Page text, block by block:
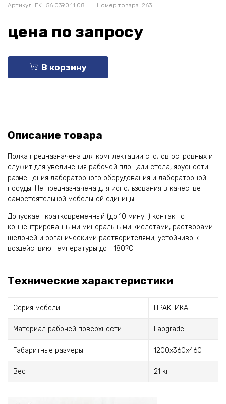
Артикул: EK_56.0390.11.08 Номер товара: 263
цена по запросу
В корзину
Описание товара
Полка предназначена для комплектации столов островных и
служит для увеличения рабочей площади стола, ярусности
размещения лабораторного оборудования и лабораторной
посуды. Не предназначена для использования в качестве
самостоятельной мебельной единицы.
Допускает кратковременный (до 10 минут) контакт с
концентрированными минеральными кислотами, растворами
щелочей и органическими растворителями; устойчиво к
воздействию температуры до +180?С.
Технические характеристики
Серия мебели ПРАКТИКА
Материал рабочей поверхности Labgrade
Габаритные размеры 1200х360х460
Вес 21 кг